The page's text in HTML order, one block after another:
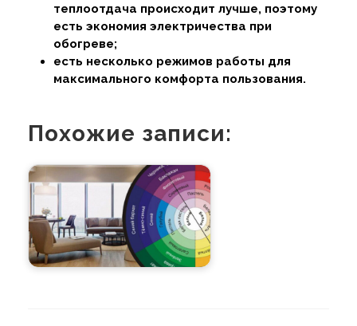
теплоотдача происходит лучше, поэтому
есть экономия электричества при
обогреве;
есть несколько режимов работы для
максимального комфорта пользования.
Похожие записи: